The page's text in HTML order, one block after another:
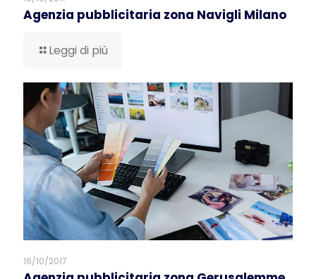
Agenzia pubblicitaria zona Navigli Milano
Leggi di più
16/10/2017